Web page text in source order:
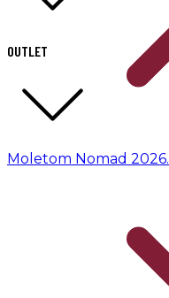
OUTLET
Moletom Nomad 2026.